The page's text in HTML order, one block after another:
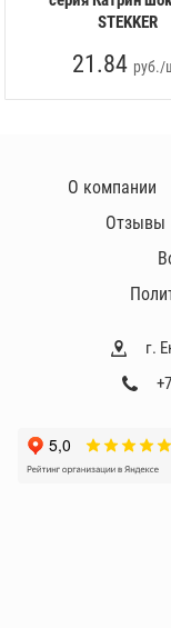
STEKKER
21.84 руб./
г.
О компании
Отзывы